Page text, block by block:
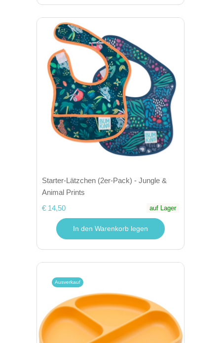
Starter-Lätzchen (2er-Pack) - Jungle &
Animal Prints
€ 14,50
auf Lager
In den Warenkorb legen
Ausverkauf